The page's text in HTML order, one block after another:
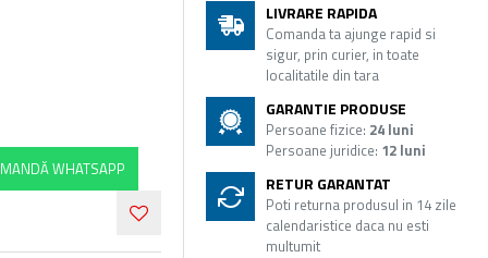
WHATSAPP
LIVRARE RAPIDA
Comanda ta ajunge rapid si
sigur, prin curier, in toate
localitatile din tara
GARANTIE PRODUSE
Persoane fizice: 24 luni
Persoane juridice: 12 luni
RETUR GARANTAT
Poti returna produsul in 14 zile
calendaristice daca nu esti
multumit